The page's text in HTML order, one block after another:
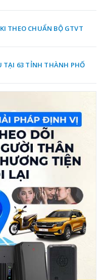
THEO CHUẨN BỘ GTVT
TẠI 63 TỈNH THÀNH PHỐ